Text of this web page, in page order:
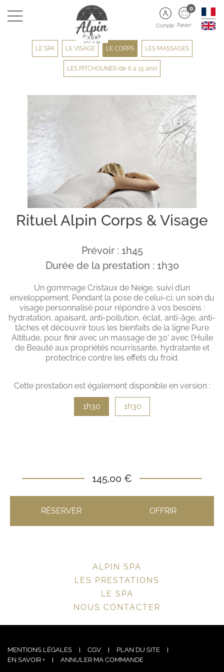
Compte
0
Panier
LE SPA LE VISAGE LE CORPS LES MASSAGES
LES PITCHOUNES (de 6 à 15 ans)
Rituel Alpin Corps & Visage
Prévoir : 1h45
Durée de la prestation : 1h30
Un gommage Cristaux de Neige, suivi d’un
enveloppement. Pendant la pose de celui-ci, un soin du
visage personnalisé pour répondre à vos besoins :
hydratation, apaisant, anti-pollution, éclat, anti-âge, anti-
tâches et découvrir tous les bienfaits de la ligne Pure
Altitude, pour finir avec un massage de 30' avec l’Huile
de Beauté aux propriétés nourrissante, hydratante et
protectrice contre les effets du froid.
Cette prestation est également disponible en version :
1h30 1h30
RÉSERVER OFFRIR
145,00 €
ALPIN SPA
LES PRESTATIONS
LE SPA
NOUS CONTACTER
MENTIONS LÉGALES CGV
PLAN DU SITE
EN SAVOIR +
ANNULER MA COMMANDE